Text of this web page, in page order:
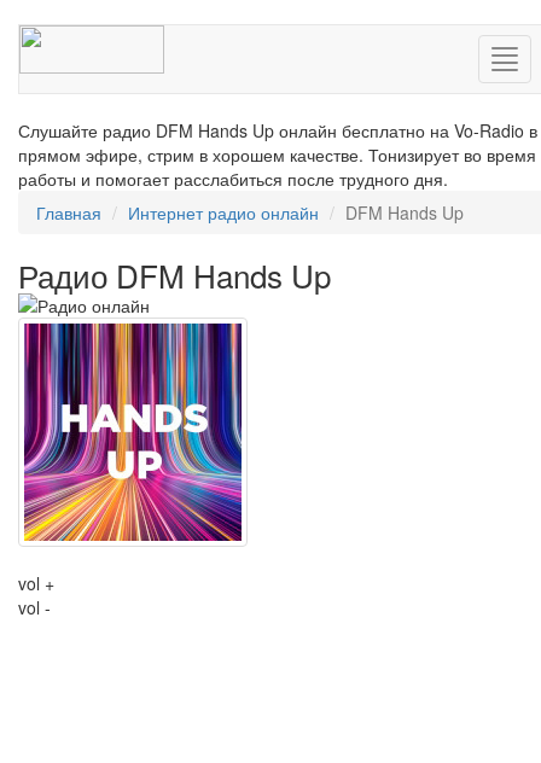
Слушайте радио DFM Hands Up онлайн бесплатно на Vo-Radio в
прямом эфире, стрим в хорошем качестве. Тонизирует во время
работы и помогает расслабиться после трудного дня.
Главная
Интернет радио онлайн DFM Hands Up
Радио DFM Hands Up
vol +
vol -